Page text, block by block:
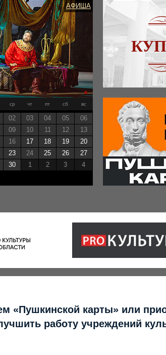
АФИША
ср чт пт сб вс
02 03 04 05
06
09 10 11 12
13
16 17 18 19
20
23 24 25 26
27
30 1 2 3 4
«Пушкинской карты» или
работу учреждений